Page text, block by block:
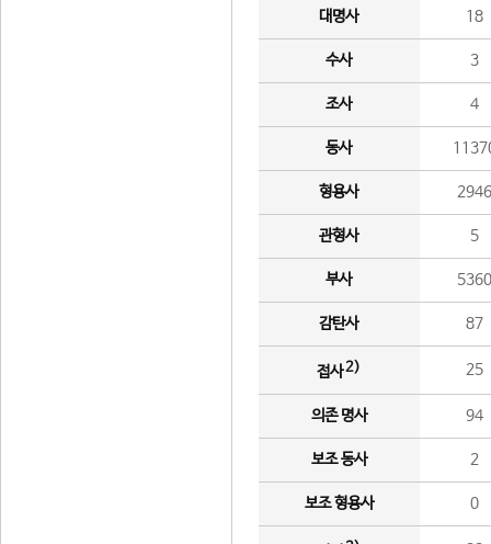
대명사 18
수사 3
조사 4
동사
형용사 2946
관형사 5
부사 5360
감탄사 87
접사2) 25
의존 명사 94
보조 동사 2
보조 형용사 0